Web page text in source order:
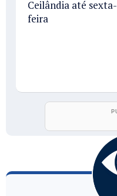
Ceilândia até sexta-
feira